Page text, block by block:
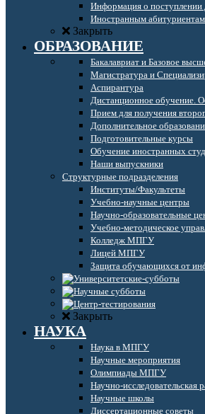
Информация о поступлении
Иностранным
Закрыть
ОБРАЗОВАНИЕ
Бакалавриат и Базовое
Магистратура и
Аспирантура
Дистанционное обучение.
Прием для получения
Дополнительное
Подготовительные курсы
Обучение иностранных
Наши выпускники
Структурные подразделения
Институты/Факультеты
Учебно-научные центры
Научно-образовательные
Учебно-методическое
Колледж МПГУ
Лицей МПГУ
Защита обучающихся от
Закрыть
НАУКА
Наука в МПГУ
Научные мероприятия
Олимпиады МПГУ
Научно-исследовательская
Научные школы
Диссертационные советы